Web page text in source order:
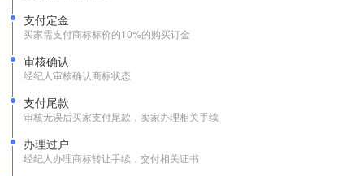
支付定金
买家需支付商标标价的10%的购买订金
审核确认
经纪人审核确认商标状态
支付尾款
审核无误后买家支付尾款，卖家办理相关手续
办理过户
经纪人办理商标转让手续，交付相关证书